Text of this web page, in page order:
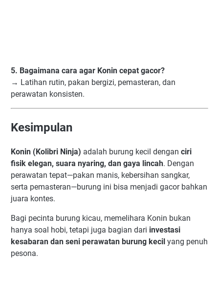
5. Bagaimana cara agar Konin cepat gacor?
→ Latihan rutin, pakan bergizi, pemasteran, dan
perawatan konsisten.
Kesimpulan
Konin (Kolibri Ninja) adalah burung kecil dengan ciri
fisik elegan, suara nyaring, dan gaya lincah. Dengan
perawatan tepat—pakan manis, kebersihan sangkar,
serta pemasteran—burung ini bisa menjadi gacor bahkan
juara kontes.
Bagi pecinta burung kicau, memelihara Konin bukan
hanya soal hobi, tetapi juga bagian dari investasi
kesabaran dan seni perawatan burung kecil yang penuh
pesona.